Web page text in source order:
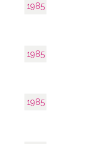
1985
1985
1985